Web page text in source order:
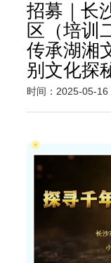
招募｜长
区（培训
传承湖湘
别文化探
时间：2025-05-16